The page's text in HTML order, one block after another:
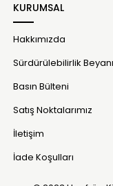
KURUMSAL
Hakkımızda
Sürdürülebilirlik Beyanı
Basın Bülteni
Satış Noktalarımız
İletişim
İade Koşulları